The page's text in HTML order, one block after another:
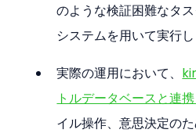
のような検証困難なタ
システムを用いて実行し
実際の運用において、
トルデータベースと連
イル操作、意思決定の